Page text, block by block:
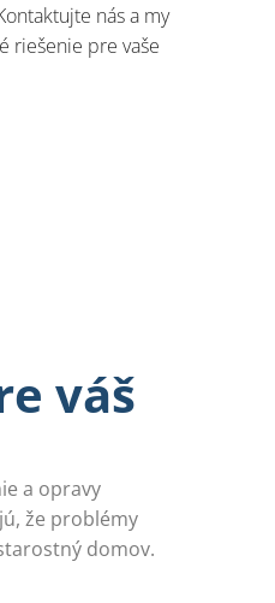
nás a my
riešenie pre vaše
váš
a opravy
že problémy
domov.